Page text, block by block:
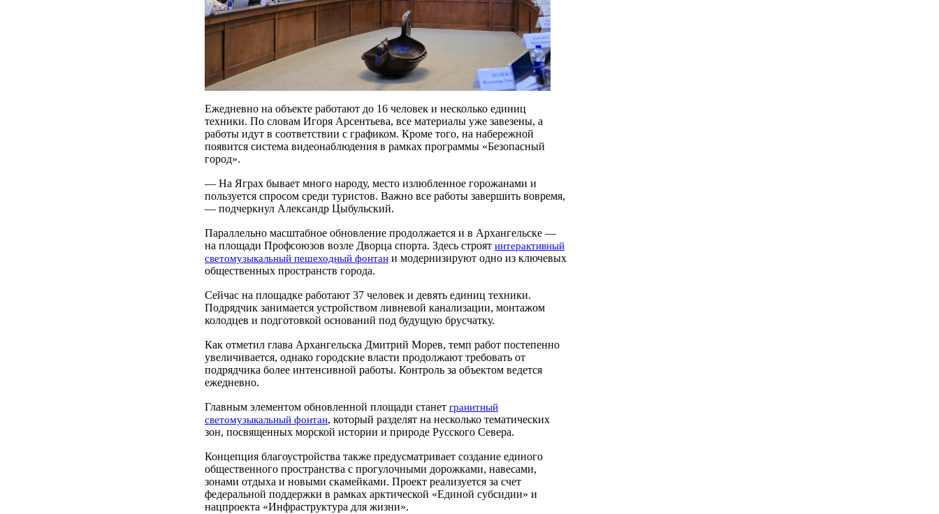
Ежедневно на объекте работают до 16 человек и несколько единиц
техники. По словам Игоря Арсентьева, все материалы уже завезены, а
работы идут в соответствии с графиком. Кроме того, на набережной
появится система видеонаблюдения в рамках программы «Безопасный
город».
— На Яграх бывает много народу, место излюбленное горожанами и
пользуется спросом среди туристов. Важно все работы завершить вовремя,
— подчеркнул Александр Цыбульский.
Параллельно масштабное обновление продолжается и в Архангельске —
на площади Профсоюзов возле Дворца спорта. Здесь строят интерактивный
светомузыкальный пешеходный фонтан и модернизируют одно из ключевых
общественных пространств города.
Сейчас на площадке работают 37 человек и девять единиц техники.
Подрядчик занимается устройством ливневой канализации, монтажом
колодцев и подготовкой оснований под будущую брусчатку.
Как отметил глава Архангельска Дмитрий Морев, темп работ постепенно
увеличивается, однако городские власти продолжают требовать от
подрядчика более интенсивной работы. Контроль за объектом ведется
ежедневно.
Главным элементом обновленной площади станет гранитный
светомузыкальный фонтан, который разделят на несколько тематических
зон, посвященных морской истории и природе Русского Севера.
Концепция благоустройства также предусматривает создание единого
общественного пространства с прогулочными дорожками, навесами,
зонами отдыха и новыми скамейками. Проект реализуется за счет
федеральной поддержки в рамках арктической «Единой субсидии» и
нацпроекта «Инфраструктура для жизни».